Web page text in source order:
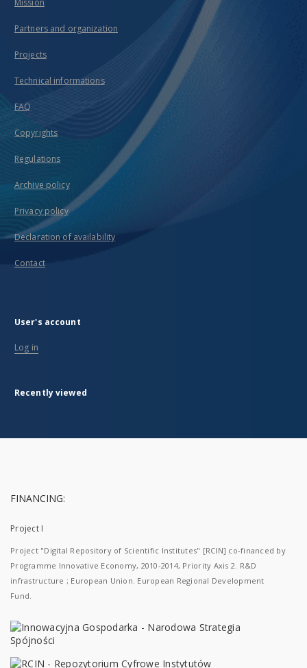
Mission
Partners and organization
Projects
Technical informations
FAQ
Copyrights
Regulations
Archive policy
Privacy policy
Declaration of availability
Contact
User's account
Log in
Recently viewed
FINANCING:
Project I
Project "Digital Repository of Scientific Institutes" [RCIN] co-financed by
Programme Innovative Economy, 2010-2014, Priority Axis 2. R&D
infrastructure ; European Union. European Regional Development
Fund.